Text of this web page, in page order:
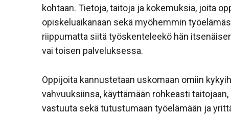
kohtaan. Tietoja, taitoja ja kokemuksia, joita
opiskeluaikanaan sekä myöhemmin
riippumatta siitä työskenteleekö hän
vai toisen palveluksessa.
Oppijoita kannustetaan uskomaan omiin
vahvuuksiinsa, käyttämään rohkeasti taitojaan,
vastuuta sekä tutustumaan työelämään ja